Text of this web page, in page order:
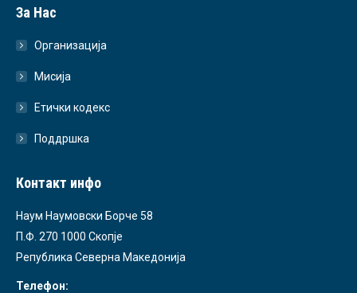
За Нас
Организација
Мисија
Етички кодекс
Поддршка
Контакт инфо
Наум Наумовски Борче 58
П.Ф. 270 1000 Скопје
Република Северна Македонија
Телефон: